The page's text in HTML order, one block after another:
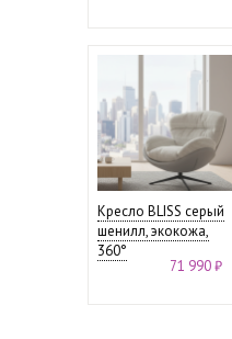
Кресло BLISS серый
шенилл, экокожа,
360°
71 990 ₽